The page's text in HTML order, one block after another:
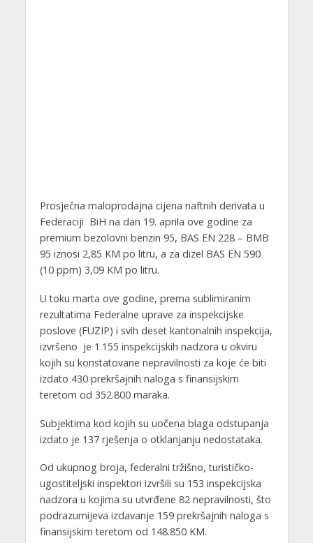
Prosječna maloprodajna cijena naftnih derivata u
Federaciji BiH na dan 19. aprila ove godine za
premium bezolovni benzin 95, BAS EN 228 – BMB
95 iznosi 2,85 KM po litru, a za dizel BAS EN 590
(10 ppm) 3,09 KM po litru.
U toku marta ove godine, prema sublimiranim
rezultatima Federalne uprave za inspekcijske
poslove (FUZIP) i svih deset kantonalnih inspekcija,
izvršeno je 1.155 inspekcijskih nadzora u okviru
kojih su konstatovane nepravilnosti za koje će biti
izdato 430 prekršajnih naloga s finansijskim
teretom od 352.800 maraka.
Subjektima kod kojih su uočena blaga odstupanja
izdato je 137 rješenja o otklanjanju nedostataka.
Od ukupnog broja, federalni tržišno, turističko-
ugostiteljski inspektori izvršili su 153 inspekcijska
nadzora u kojima su utvrđene 82 nepravilnosti, što
podrazumijeva izdavanje 159 prekršajnih naloga s
finansijskim teretom od 148.850 KM.